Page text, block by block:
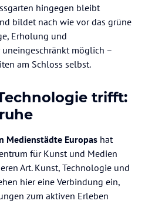
hingegen bleibt
bildet nach wie vor das grüne
Erholung und
möglich –
am Schloss selbst.
trifft:
Medienstädte Europas hat
für Kunst und Medien
Art. Kunst, Technologie und
hier eine Verbindung ein,
zum aktiven Erleben